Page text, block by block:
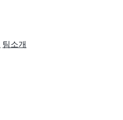
팀소개